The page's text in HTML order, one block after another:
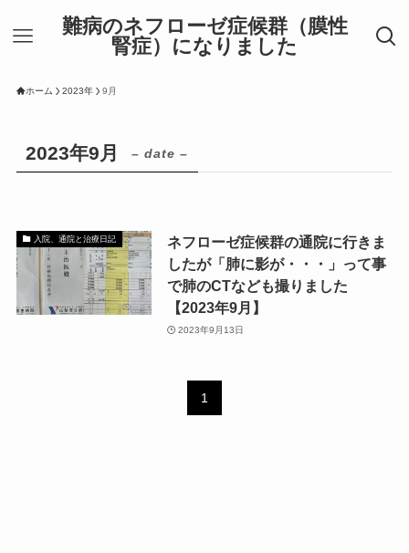
難病のネフローゼ症候群（膜性
腎症）になりました
ホーム 2023年 9月
2023年9月 – date –
入院、通院と治療日記
ネフローゼ症候群の通院に行きま
したが「肺に影が・・・」って事
で肺のCTなども撮りました
【2023年9月】
2023年9月13日
1